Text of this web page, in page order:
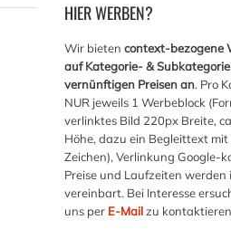
HIERWERBEN?
Wir bieten context-bezogene
auf Kategorie- &
vernünftigen Preisen an. Pro
NUR jeweils 1 Werbeblock
verlinktes Bild 220px Breite,
Höhe, dazu ein Begleittext mit
Zeichen), Verlinkung Google-
Preise und Laufzeiten werden
vereinbart. Bei Interesse
uns per E-Mailzu